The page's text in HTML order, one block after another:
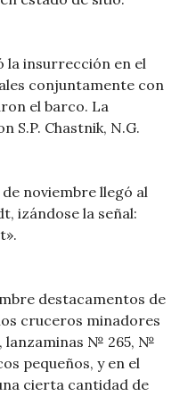
la insurrección en el
conjuntamente con
el barco. La
S.P. Chastnik, N.G.
noviembre llegó al
izándose la señal:
destacamentos de
cruceros minadores
, lanzaminas № 265, №
pequeños, y en el
cierta cantidad de